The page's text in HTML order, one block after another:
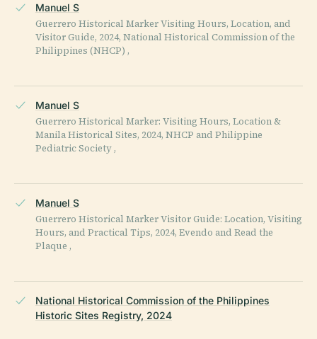
Manuel S
Guerrero Historical Marker Visiting Hours, Location, and
Visitor Guide, 2024, National Historical Commission of the
Philippines (NHCP) ,
Manuel S
Guerrero Historical Marker: Visiting Hours, Location &
Manila Historical Sites, 2024, NHCP and Philippine
Pediatric Society ,
Manuel S
Guerrero Historical Marker Visitor Guide: Location, Visiting
Hours, and Practical Tips, 2024, Evendo and Read the
Plaque ,
National Historical Commission of the Philippines
Historic Sites Registry, 2024